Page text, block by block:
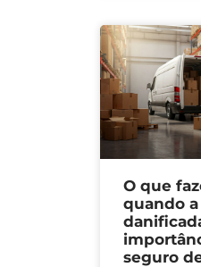
O que
quando
seguro